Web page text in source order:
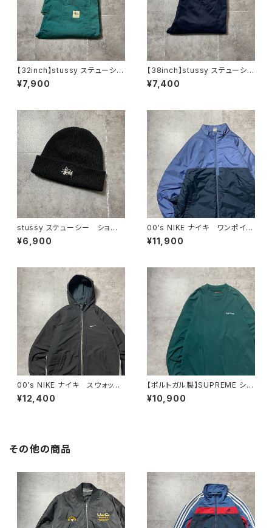
【32inch】stussy ステューシ
ー ジッパーフライ グリー
ン ダブルニー ワークパンツ
¥7,900
【38inch】stussy ステューシ
ー ジッパーフライ SSリン
ク 刺繍ロゴ ネイビー クロ
¥7,400
stussy ステューシー ショー
ンフォント 刺繍ロゴ アクリル
100% ブラック 黒 ニット
¥6,900
00's NIKE ナイキ ワンポイン
ト ラベルロゴ バイカラー
中綿 ナイロンジャケット
¥11,900
00's NIKE ナイキ スウォッシ
ュ 刺繍ワンポイント フード
刺繍 ドローコード ブラッ
イロンジャケット
¥12,400
【ポルトガル製】SUPREME シュ
プリーム 刺繍ワンポイント
グリーン Tシャツ ロンT
¥10,900
その他の商品